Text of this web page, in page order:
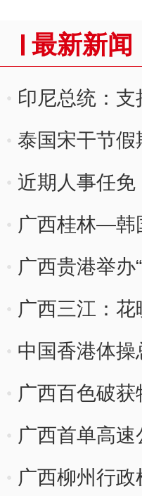
最新新闻
印尼总统：
泰国宋干节
近期人事任
广西桂林—韩
广西贵港举办
广西三江：
中国香港体
广西百色破
广西首单高
广西柳州行